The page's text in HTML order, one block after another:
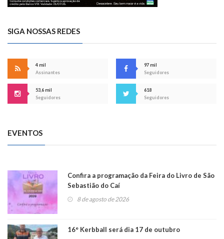
SIGA NOSSAS REDES
4 mil
Assinantes
97 mil
Seguidores
53,6 mil
Seguidores
618
Seguidores
EVENTOS
Confira a programação da Feira do Livro de São
Sebastião do Caí
8 de agosto de 2026
16° Kerbball será dia 17 de outubro